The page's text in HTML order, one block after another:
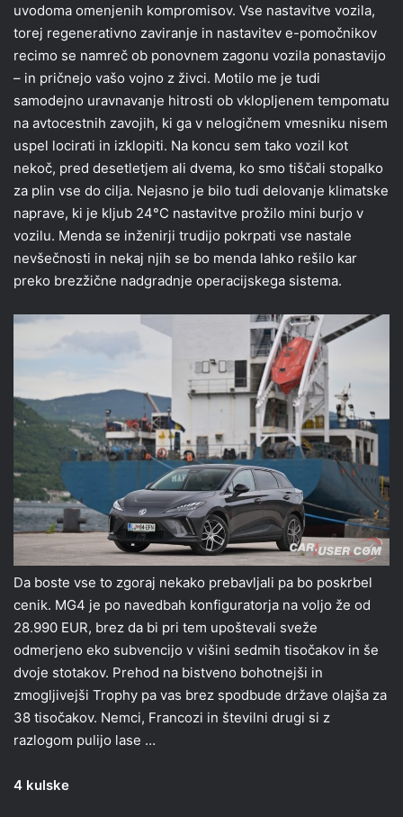
uvodoma omenjenih kompromisov. Vse nastavitve vozila,
torej regenerativno zaviranje in nastavitev e-pomočnikov
recimo se namreč ob ponovnem zagonu vozila ponastavijo
– in pričnejo vašo vojno z živci. Motilo me je tudi
samodejno uravnavanje hitrosti ob vklopljenem tempomatu
na avtocestnih zavojih, ki ga v nelogičnem vmesniku nisem
uspel locirati in izklopiti. Na koncu sem tako vozil kot
nekoč, pred desetletjem ali dvema, ko smo tiščali stopalko
za plin vse do cilja. Nejasno je bilo tudi delovanje klimatske
naprave, ki je kljub 24°C nastavitve prožilo mini burjo v
vozilu. Menda se inženirji trudijo pokrpati vse nastale
nevšečnosti in nekaj njih se bo menda lahko rešilo kar
preko brezžične nadgradnje operacijskega sistema.
Da boste vse to zgoraj nekako prebavljali pa bo poskrbel
cenik. MG4 je po navedbah konfiguratorja na voljo že od
28.990 EUR, brez da bi pri tem upoštevali sveže
odmerjeno eko subvencijo v višini sedmih tisočakov in še
dvoje stotakov. Prehod na bistveno bohotnejši in
zmogljivejši Trophy pa vas brez spodbude države olajša za
38 tisočakov. Nemci, Francozi in številni drugi si z
razlogom pulijo lase …
4 kulske